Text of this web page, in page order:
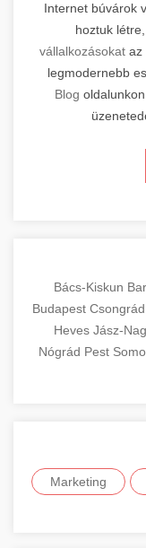
Internet búvárok
hoztuk
vállalkozásokat az
legmodernebb
Blog
Bács-Kiskun
Budapest Csongrád
Heves Jász-
Nógrád Pest
Marketing